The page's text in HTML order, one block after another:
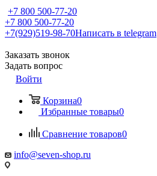
+7 800 500-77-20
+7 800 500-77-20
+7(929)519-98-70Написать в telegram
Заказать звонок
Задать вопрос
Войти
Корзина0
Избранные товары0
Сравнение товаров0
info@seven-shop.ru